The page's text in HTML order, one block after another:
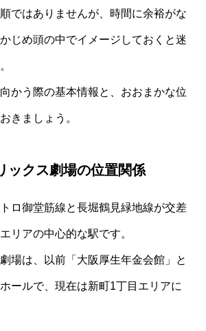
ではありませんが、時間に余裕がな
じめ頭の中でイメージしておくと迷
かう際の基本情報と、おおまかな位
きましょう。
ックス劇場の位置関係
ロ御堂筋線と長堀鶴見緑地線が交差
リアの中心的な駅です。
場は、以前「大阪厚生年金会館」と
ールで、現在は新町1丁目エリアに